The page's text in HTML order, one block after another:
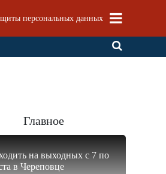
персональных данных
Главное
на выходных с 7 по
в Череповце